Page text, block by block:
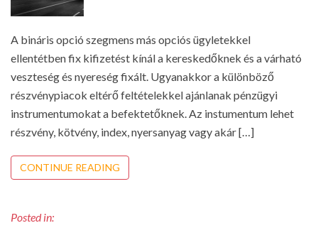
A bináris opció szegmens más opciós ügyletekkel
ellentétben fix kifizetést kínál a kereskedőknek és a várható
veszteség és nyereség fixált. Ugyanakkor a különböző
részvénypiacok eltérő feltételekkel ajánlanak pénzügyi
instrumentumokat a befektetőknek. Az instumentum lehet
részvény, kötvény, index, nyersanyag vagy akár […]
CONTINUE READING
Posted in: